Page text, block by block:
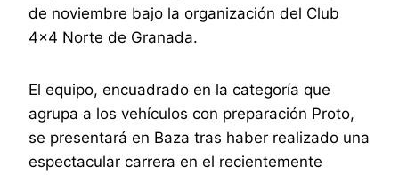
de noviembre bajo la organización del Club
4×4 Norte de Granada.
El equipo, encuadrado en la categoría que
agrupa a los vehículos con preparación Proto,
se presentará en Baza tras haber realizado una
espectacular carrera en el recientemente